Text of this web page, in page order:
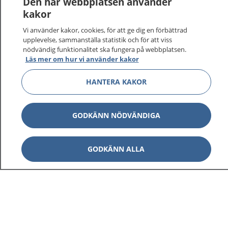
På 1177.se får du råd om hälsa och information om
sjukdomar och vilka mottagningar du kan kontakta.
Logga in för att läsa din journal och göra dina
vårdärenden. Ring telefonnummer 1177 för
sjukvårdsrådgivning dygnet runt.
1177 ger dig råd när du vill må bättre.
1177 på flera språk Visa
kakor
Vi använder kakor, cookies, för att ge dig en förbättrad
upplevelse, sammanställa statistik och för att viss
nödvändig funktionalitet ska fungera på webbplatsen.
Läs mer om hur vi använder kakor
HANTERA KAKOR
GODKÄNN NÖDVÄNDIGA
GODKÄNN ALLA